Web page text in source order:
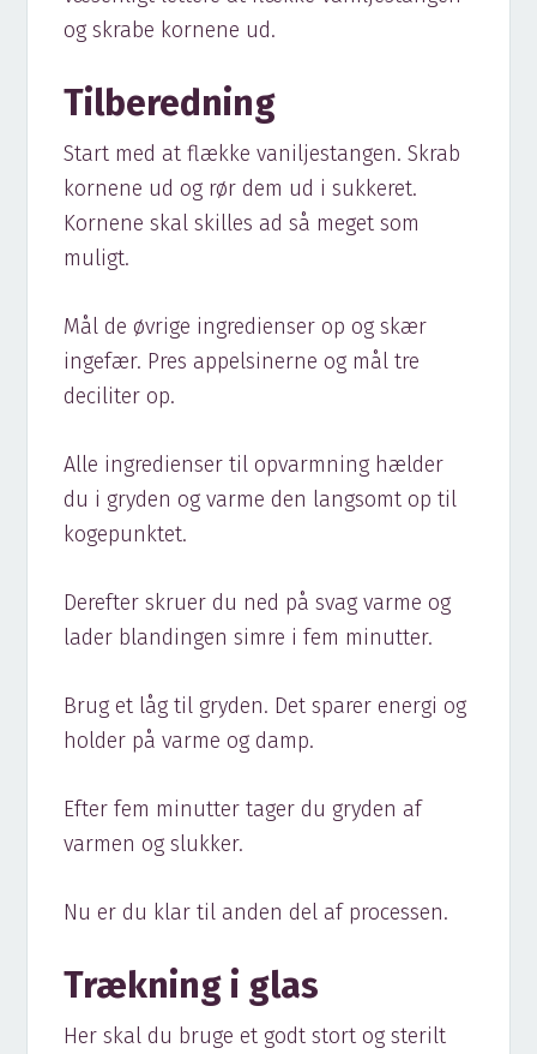
og skrabe kornene ud.
Tilberedning
Start med at flække vaniljestangen. Skrab
kornene ud og rør dem ud i sukkeret.
Kornene skal skilles ad så meget som
muligt.
Mål de øvrige ingredienser op og skær
ingefær. Pres appelsinerne og mål tre
deciliter op.
Alle ingredienser til opvarmning hælder
du i gryden og varme den langsomt op til
kogepunktet.
Derefter skruer du ned på svag varme og
lader blandingen simre i fem minutter.
Brug et låg til gryden. Det sparer energi og
holder på varme og damp.
Efter fem minutter tager du gryden af
varmen og slukker.
Nu er du klar til anden del af processen.
Trækning i glas
Her skal du bruge et godt stort og sterilt